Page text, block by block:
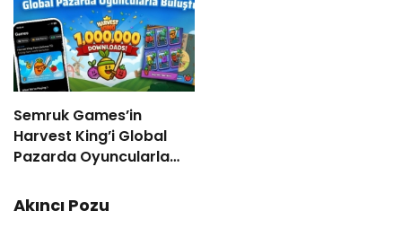
Semruk Games’in
Harvest King’i Global
Pazarda Oyuncularla
Akıncı Pozu